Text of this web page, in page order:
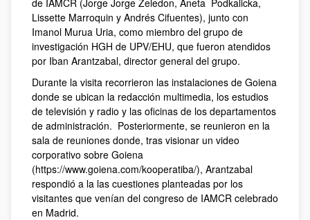
de IAMCR (Jorge Jorge Zeledon, Aneta Podkalicka,
Lissette Marroquin y Andrés Cifuentes), junto con
Imanol Murua Uria, como miembro del grupo de
investigación HGH de UPV/EHU, que fueron atendidos
por Iban Arantzabal, director general del grupo.
Durante la visita recorrieron las instalaciones de Goiena
donde se ubican la redacción multimedia, los estudios
de televisión y radio y las oficinas de los departamentos
de administración. Posteriormente, se reunieron en la
sala de reuniones donde, tras visionar un video
corporativo sobre Goiena
(https://www.goiena.com/kooperatiba/), Arantzabal
respondió a la las cuestiones planteadas por los
visitantes que venían del congreso de IAMCR celebrado
en Madrid.